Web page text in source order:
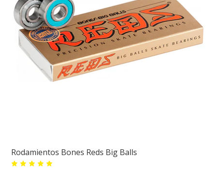
Rodamientos Bones Reds Big Balls